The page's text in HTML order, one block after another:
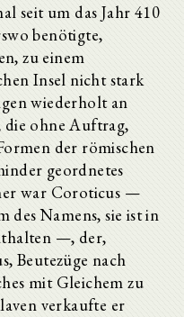
seit um das Jahr 410
benötigte,
zu einem
Insel nicht stark
wiederholt an
die ohne Auftrag,
der römischen
geordnetes
war Coroticus —
des Namens, sie ist in
—, der,
Beutezüge nach
mit Gleichem zu
verkaufte er